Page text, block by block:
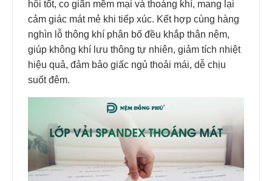
hôi tốt, co giãn mềm mại và thoáng khí, mang lại
cảm giác mát mẻ khi tiếp xúc. Kết hợp cùng hàng
nghìn lỗ thông khí phân bố đều khắp thân nệm,
giúp không khí lưu thông tự nhiên, giảm tích nhiệt
hiệu quả, đảm bảo giấc ngủ thoải mái, dễ chịu
suốt đêm.